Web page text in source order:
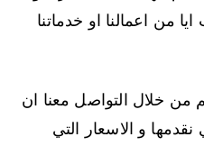
من اعمالنا او خدماتنا
من خلال التواصل معنا ان
و الاسعار التي